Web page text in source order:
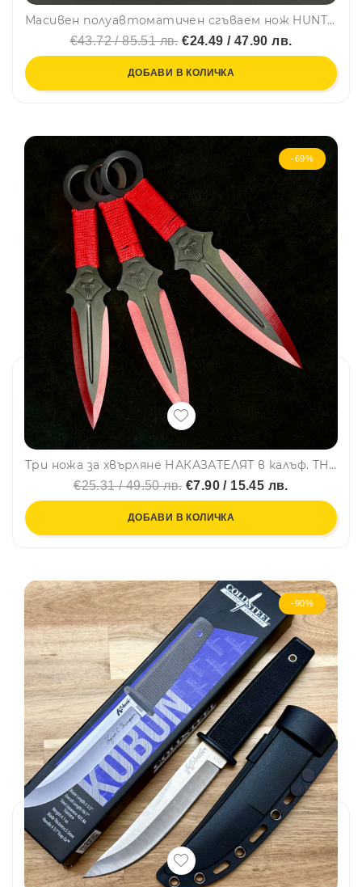
Масивен полуавтоматичен сгъваем нож HUNTER BL-152, стомана D2, дръжка G10
€43.72 / 85.51 лв.€24.49 / 47.90 лв.
ДОБАВИ В КОЛИЧКА
-69%
Три ножа за хвърляне НАКАЗАТЕЛЯТ в калъф. THE PUNISHER RED KNIVES
€25.31 / 49.50 лв.€7.90 / 15.45 лв.
ДОБАВИ В КОЛИЧКА
-90%